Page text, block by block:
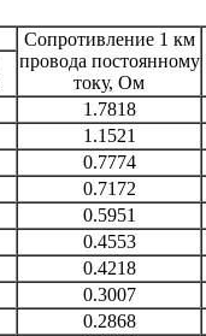
Сопротивление 1 км
провода постоянному
току, Ом
1.7818
1.1521
0.7774
0.7172
0.5951
0.4553
0.4218
0.3007
0.2868